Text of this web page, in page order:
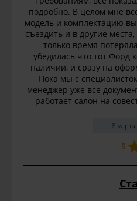
подробно. В целом мне
модель и комплектацию
съездить и в другие
только время
убедилась что тот Форд
наличии, и сразу на
Пока мы с
менеджер уже все
работает салон на
8 марта
5